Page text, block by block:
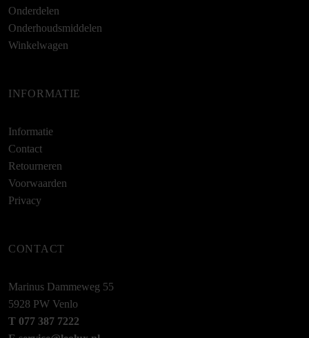
Onderdelen
Onderhoudsmiddelen
Winkelwagen
INFORMATIE
Informatie
Contact
Retourneren
Voorwaarden
Privacy
CONTACT
Marinus Dammeweg 55
5928 PW Venlo
T 077 387 7222